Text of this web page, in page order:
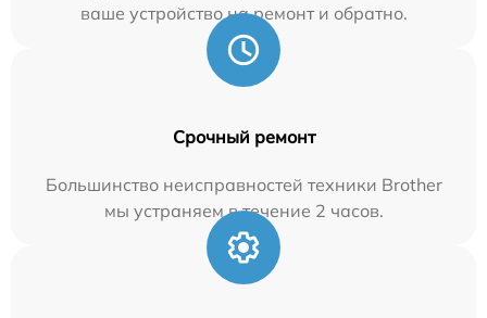
ваше устройство на ремонт и обратно.
Срочный ремонт
Большинство неисправностей техники Brother
мы устраняем в течение 2 часов.